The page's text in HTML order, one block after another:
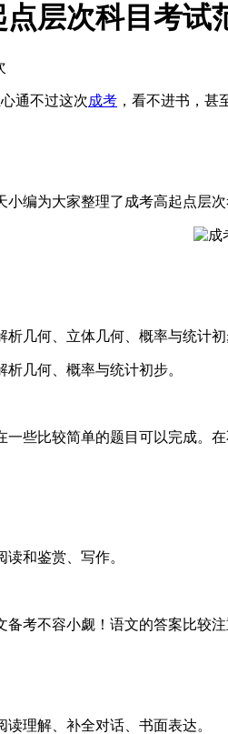
层次科目考试
通不过这次成考 ，看不进书，甚
编为大家整理了成考高起点层
几何、立体几何、概率与统计初
几何、概率与统计初步。
些比较简单的题目可以完成。
和鉴赏、写作。
考不容小觑！语文的答案比较
理解、补全对话、书面表达。